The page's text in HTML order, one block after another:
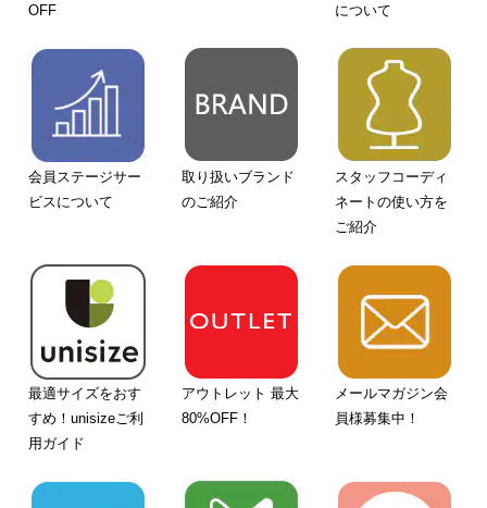
OFF
について
会員ステージサー
ビスについて
取り扱いブランド
のご紹介
スタッフコーディ
ネートの使い方を
ご紹介
最適サイズをおす
すめ！unisizeご利
用ガイド
アウトレット 最大
80%OFF！
メールマガジン会
員様募集中！